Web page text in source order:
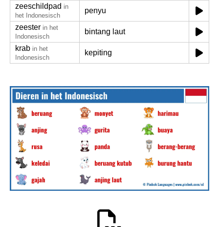
zeeschildpad in
het Indonesisch
penyu
zeester in het
Indonesisch
bintang laut
krab in het
Indonesisch
kepiting